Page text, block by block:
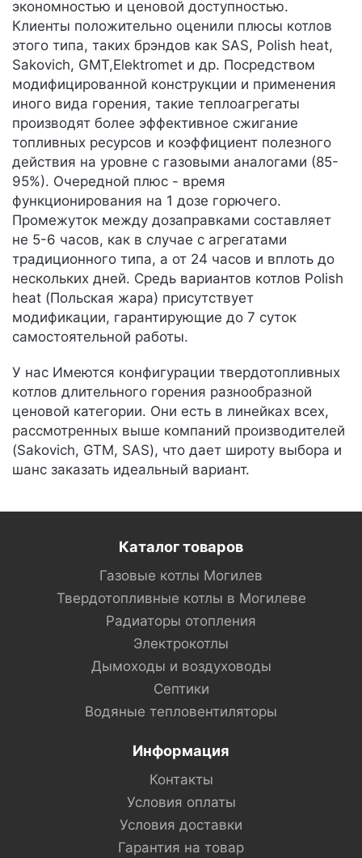
экономностью и ценовой доступностью.
Клиенты положительно оценили плюсы котлов
этого типа, таких брэндов как SAS, Polish heat,
Sakovich, GMT,Elektromet и др. Посредством
модифицированной конструкции и применения
иного вида горения, такие теплоагрегаты
производят более эффективное сжигание
топливных ресурсов и коэффициент полезного
действия на уровне с газовыми аналогами (85-
95%). Очередной плюс - время
функционирования на 1 дозе горючего.
Промежуток между дозаправками составляет
не 5-6 часов, как в случае с агрегатами
традиционного типа, а от 24 часов и вплоть до
нескольких дней. Средь вариантов котлов Polish
heat (Польская жара) присутствует
модификации, гарантирующие до 7 суток
самостоятельной работы.
У нас Имеются конфигурации твердотопливных
котлов длительного горения разнообразной
ценовой категории. Они есть в линейках всех,
рассмотренных выше компаний производителей
(Sakovich, GTM, SAS), что дает широту выбора и
шанс заказать идеальный вариант.
Каталог товаров
Газовые котлы Могилев
Твердотопливные котлы в Могилеве
Радиаторы отопления
Электрокотлы
Дымоходы и воздуховоды
Септики
Водяные тепловентиляторы
Информация
Контакты
Условия оплаты
Условия доставки
Гарантия на товар